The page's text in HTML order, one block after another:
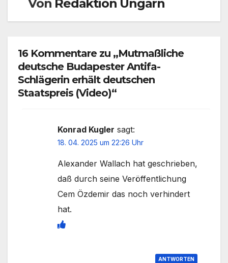
Von Redaktion Ungarn
16 Kommentare zu „Mutmaßliche
deutsche Budapester Antifa-
Schlägerin erhält deutschen
Staatspreis (Video)“
Konrad Kugler sagt:
18. 04. 2025 um 22:26 Uhr
Alexander Wallach hat geschrieben,
daß durch seine Veröffentlichung
Cem Özdemir das noch verhindert
hat.
ANTWORTEN